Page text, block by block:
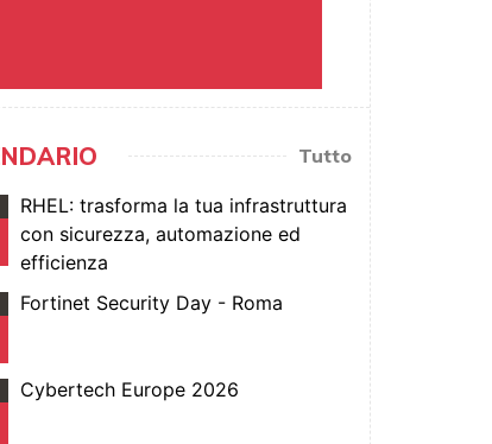
Tutto
RHEL: trasforma la tua infrastruttura
con sicurezza, automazione ed
efficienza
Fortinet Security Day - Roma
Cybertech Europe 2026